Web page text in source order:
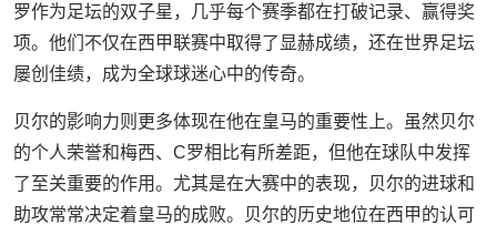
罗作为足坛的双子星，几乎每个赛季都在打破记录、赢得奖
项。他们不仅在西甲联赛中取得了显赫成绩，还在世界足坛
屡创佳绩，成为全球球迷心中的传奇。
贝尔的影响力则更多体现在他在皇马的重要性上。虽然贝尔
的个人荣誉和梅西、C罗相比有所差距，但他在球队中发挥
了至关重要的作用。尤其是在大赛中的表现，贝尔的进球和
助攻常常决定着皇马的成败。贝尔的历史地位在西甲的认可